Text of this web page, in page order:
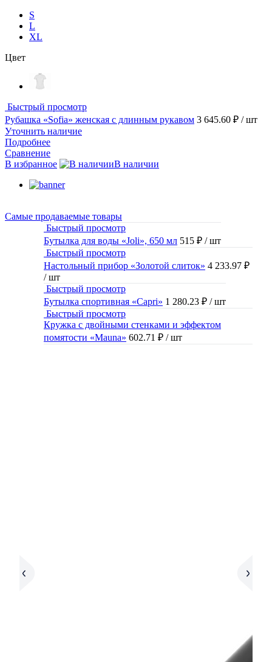
S
L
XL
Цвет
Быстрый просмотр
Рубашка «Sofia» женская с длинным рукавом 3 645.60 ₽ / шт
Уточнить наличие
Подробнее
Сравнение
В избранное
В наличии
Самые продаваемые товары
Быстрый просмотр
Бутылка для воды «Joli», 650 мл 515 ₽ / шт
Быстрый просмотр
Настольный прибор «Золотой слиток» 4 233.97 ₽
/ шт
Быстрый просмотр
Бутылка спортивная «Capri» 1 280.23 ₽ / шт
Быстрый просмотр
Кружка с двойными стенками и эффектом
помятости «Mauna» 602.71 ₽ / шт